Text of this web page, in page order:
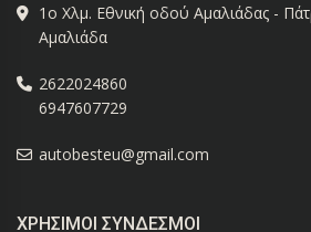
1ο Χλμ. Εθνική οδού Αμαλιάδας -
Αμαλιάδα
2622024860
6947607729
autobesteu@gmail.com
ΧΡΉΣΙΜΟΙ ΣΎΝΔΕΣΜΟΙ